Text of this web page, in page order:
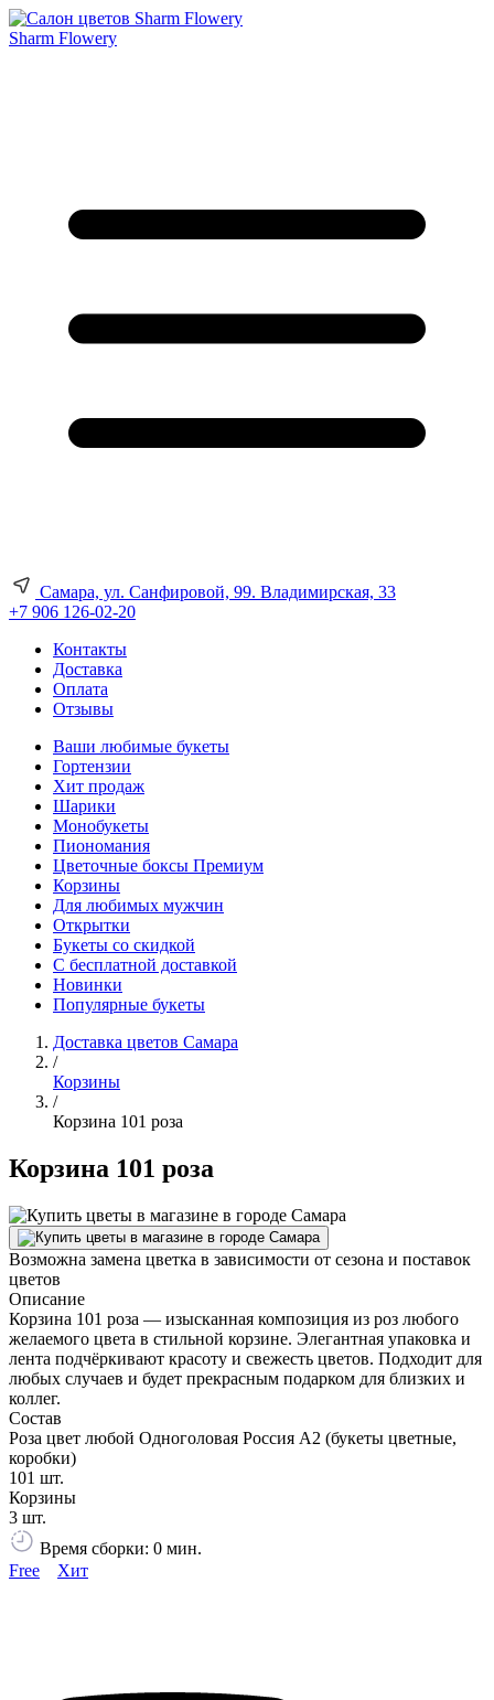
Sharm Flowery
Самара, ул. Санфировой, 99. Владимирская, 33
+7 906 126-02-20
Контакты
Доставка
Оплата
Отзывы
Ваши любимые букеты
Гортензии
Хит продаж
Шарики
Монобукеты
Пиономания
Цветочные боксы Премиум
Корзины
Для любимых мужчин
Открытки
Букеты со скидкой
С бесплатной доставкой
Новинки
Популярные букеты
Доставка цветов Самара
/
Корзины
/
Корзина 101 роза
Корзина 101 роза
Возможна замена цветка в зависимости от сезона и поставок
цветов
Описание
Корзина 101 роза — изысканная композиция из роз любого
желаемого цвета в стильной корзине. Элегантная упаковка и
лента подчёркивают красоту и свежесть цветов. Подходит для
любых случаев и будет прекрасным подарком для близких и
коллег.
Состав
Роза цвет любой Одноголовая Россия А2 (букеты цветные,
коробки)
101 шт.
Корзины
3 шт.
Время сборки: 0 мин.
Free
Хит